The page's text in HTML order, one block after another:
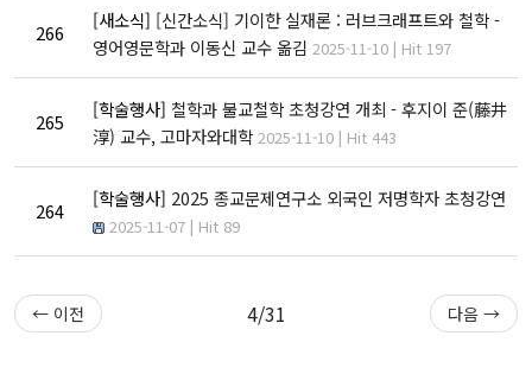
266
[새소식] [신간소식] 기이한 실재론 : 러브크래프트와 철학 -
영어영문학과 이동신 교수 옮김 2025-11-10 | Hit 197
265
[학술행사] 철학과 불교철학 초청강연 개최 - 후지이 준(藤井
淳) 교수, 고마자와대학 2025-11-10 | Hit 443
264
[학술행사] 2025 종교문제연구소 외국인 저명학자 초청강연
2025-11-07 | Hit 89
← 이전 4/31 다음 →
노어노문학과
서어서문학과
전공)
고고미술사학과
미학과
아시아언어문명학부
협동과정
협동과정 서양고전학전공
협동과정 인지과학전공
협동과정 비교문학전공
협동과정 공연예술학전공